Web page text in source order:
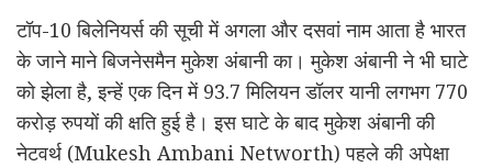
टॉप-10 बिलेनियर्स की सूची में अगला और दसवां नाम आता है भारत
के जाने माने बिजनेसमैन मुकेश अंबानी का। मुकेश अंबानी ने भी घाटे
को झेला है, इन्हें एक दिन में 93.7 मिलियन डॉलर यानी लगभग 770
करोड़ रुपयों की क्षति हुई है। इस घाटे के बाद मुकेश अंबानी की
नेटवर्थ (Mukesh Ambani Networth) पहले की अपेक्षा